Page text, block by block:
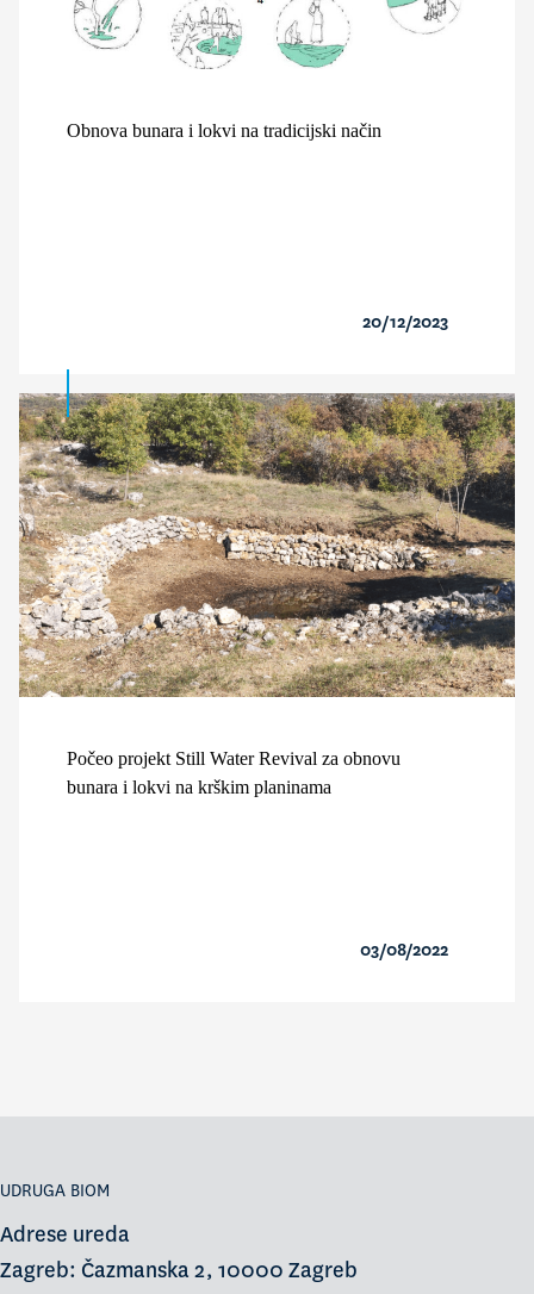
Obnova bunara i lokvi na tradicijski način
20/12/2023
Počeo projekt Still Water Revival za obnovu
bunara i lokvi na krškim planinama
03/08/2022
UDRUGA BIOM
Adrese ureda
Zagreb: Čazmanska 2, 10000 Zagreb